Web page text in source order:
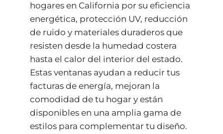
hogares en California por su eficiencia
energética, protección UV, reducción
de ruido y materiales duraderos que
resisten desde la humedad costera
hasta el calor del interior del estado.
Estas ventanas ayudan a reducir tus
facturas de energía, mejoran la
comodidad de tu hogar y están
disponibles en una amplia gama de
estilos para complementar tu diseño.